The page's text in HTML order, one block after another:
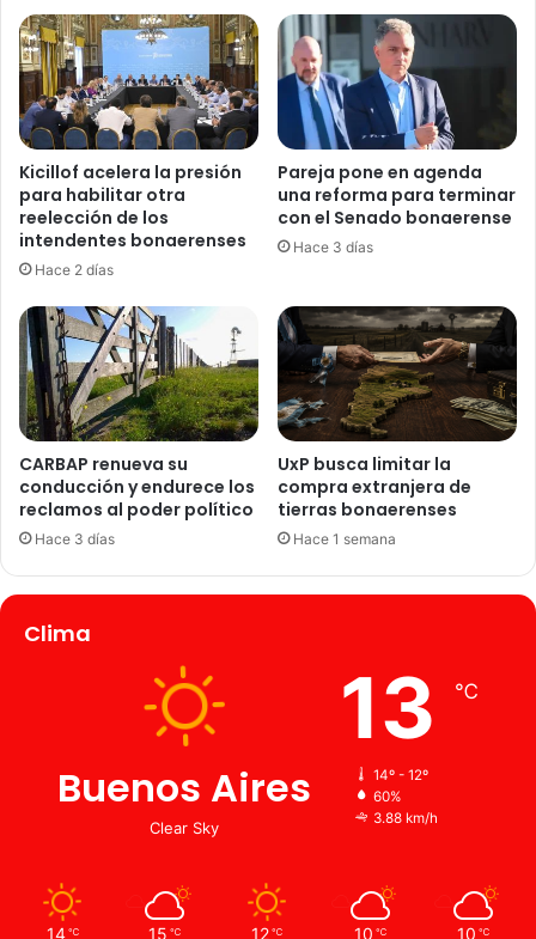
o
r
a
D
f
e
n
s
r
í
a
d
e
l
N
i
ñ
o
Kicillof acelera la presión
para habilitar otra
reelección de los
intendentes bonaerenses
Hace 2 días
Pareja pone en agenda
una reforma para terminar
con el Senado bonaerense
Hace 3 días
CARBAP renueva su
conducción y endurece los
reclamos al poder político
Hace 3 días
UxP busca limitar la
compra extranjera de
tierras bonaerenses
Hace 1 semana
Clima
Buenos Aires
Clear Sky
13 ℃
14º - 12º
60%
3.88 km/h
14 ℃ 15 ℃ 12 ℃ 10 ℃ 10 ℃